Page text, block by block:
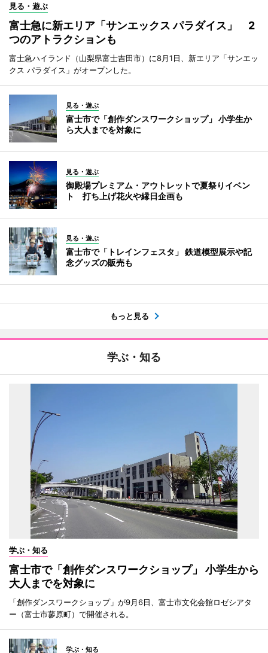
見る・遊ぶ
富士急に新エリア「サンエックス パラダイス」 2
つのアトラクションも
富士急ハイランド（山梨県富士吉田市）に8月1日、新エリア「サンエッ
クス パラダイス」がオープンした。
見る・遊ぶ
富士市で「創作ダンスワークショップ」 小学生か
ら大人までを対象に
見る・遊ぶ
御殿場プレミアム・アウトレットで夏祭りイベン
ト 打ち上げ花火や縁日企画も
見る・遊ぶ
富士市で「トレインフェスタ」 鉄道模型展示や記
念グッズの販売も
もっと見る
学ぶ・知る
学ぶ・知る
富士市で「創作ダンスワークショップ」 小学生から
大人までを対象に
「創作ダンスワークショップ」が9月6日、富士市文化会館ロゼシアタ
ー（富士市蓼原町）で開催される。
学ぶ・知る